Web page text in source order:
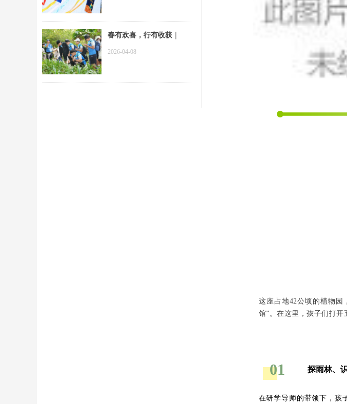
这座占地42公顷的植物园
馆”。在这里，孩子们打开
01 探雨林、
在研学导师的带领下，孩
春有欢喜，行有收获｜
FLA中学部兴隆热带植物
2026-04-08